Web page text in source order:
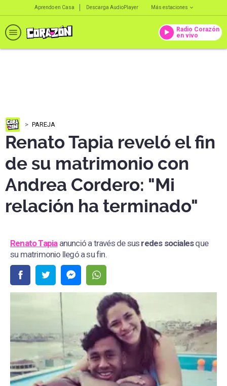
Aprendo en Casa Descarga AudioPlayer Más estaciones
Radio Corazón
en vivo
PAREJA
Renato Tapia reveló el fin
de su matrimonio con
Andrea Cordero: "Mi
relación ha terminado"
Renato Tapiaanunció a través de sus redes socialesque
su matrimonio llegó a su fin.